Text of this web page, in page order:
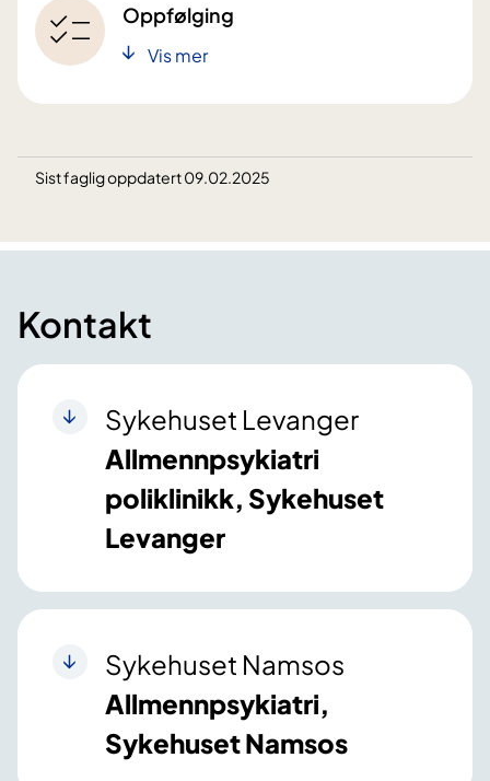
Oppfølging
Vis mer
Sist faglig oppdatert 09.02.2025
Kontakt
Sykehuset Levanger
Allmennpsykiatri
poliklinikk, Sykehuset
Levanger
Sykehuset Namsos
Allmennpsykiatri,
Sykehuset Namsos